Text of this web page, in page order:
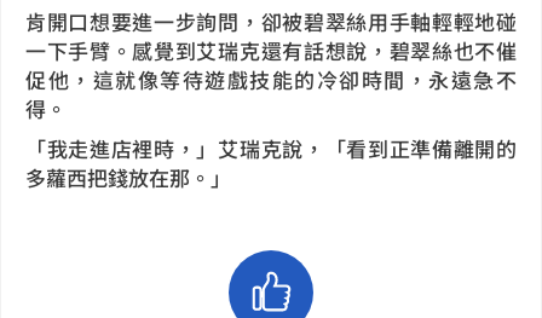
肯開口想要進一步詢問，卻被碧翠絲用手軸輕輕地碰
一下手臂。感覺到艾瑞克還有話想說，碧翠絲也不催
促他，這就像等待遊戲技能的冷卻時間，永遠急不
得。
「我走進店裡時，」艾瑞克說，「看到正準備離開的
多蘿西把錢放在那。」